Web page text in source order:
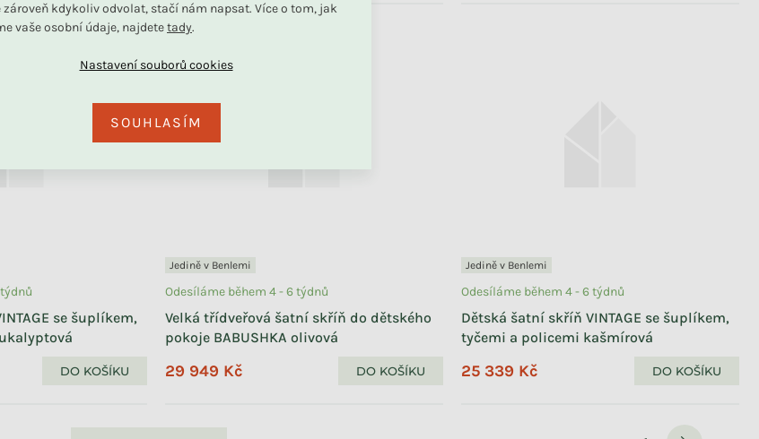
zároveň kdykoliv odvolat, stačí nám napsat. Více o tom, jak
vaše osobní údaje, najdetetady.
SOUHLASÍM
se šuplíkem,
DO KOŠÍKU
Jedině v Benlemi
Velká třídveřová šatní skříň do dětského
pokoje BABUSHKA olivová
Odesíláme během 4 - 6 týdnů
29 949 Kč DO KOŠÍKU
Jedině v Benlemi
Dětská šatní skříň VINTAGE se šuplíkem,
tyčemi a policemi kašmírová
Odesíláme během 4 - 6 týdnů
25 339 Kč DO KOŠÍKU